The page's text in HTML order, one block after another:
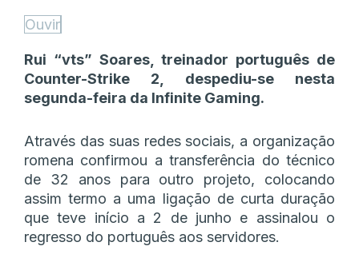
Ouvir
Rui “vts” Soares, treinador português de
Counter-Strike 2, despediu-se nesta
segunda-feira da Infinite Gaming.
Através das suas redes sociais, a organização
romena confirmou a transferência do técnico
de 32 anos para outro projeto, colocando
assim termo a uma ligação de curta duração
que teve início a 2 de junho e assinalou o
regresso do português aos servidores.